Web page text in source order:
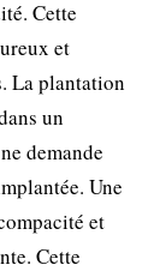
Cette
et
La plantation
un
demande
Une
et
Cette